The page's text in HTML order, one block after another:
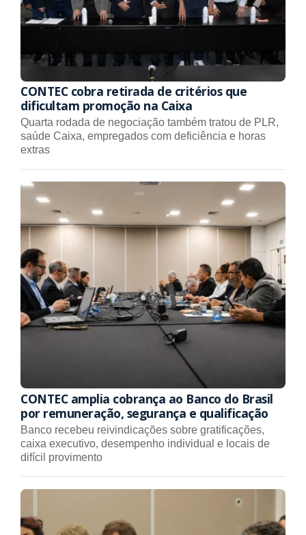
CONTEC cobra retirada de critérios que
dificultam promoção na Caixa
Quarta rodada de negociação também tratou de PLR,
saúde Caixa, empregados com deficiência e horas
extras
CONTEC amplia cobrança ao Banco do Brasil
por remuneração, segurança e qualificação
Banco recebeu reivindicações sobre gratificações,
caixa executivo, desempenho individual e locais de
difícil provimento